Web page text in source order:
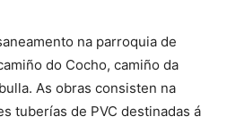
na parroquia de
do Cocho, camiño da
As obras consisten na
tuberías de PVC destinadas á